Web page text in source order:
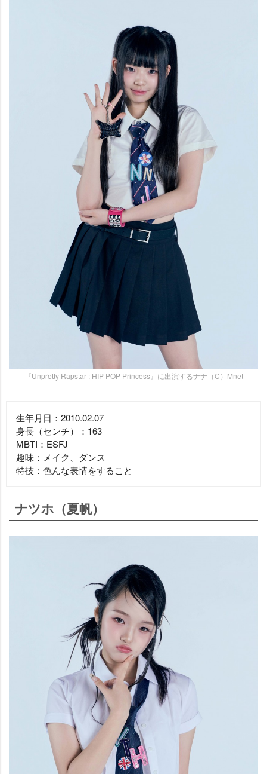
『Unpretty Rapstar : HIP POP Princess』に出演するナナ（C）Mnet
生年月日：2010.02.07
身長（センチ）：163
MBTI：ESFJ
趣味：メイク、ダンス
特技：色んな表情をすること
ナツホ（夏帆）